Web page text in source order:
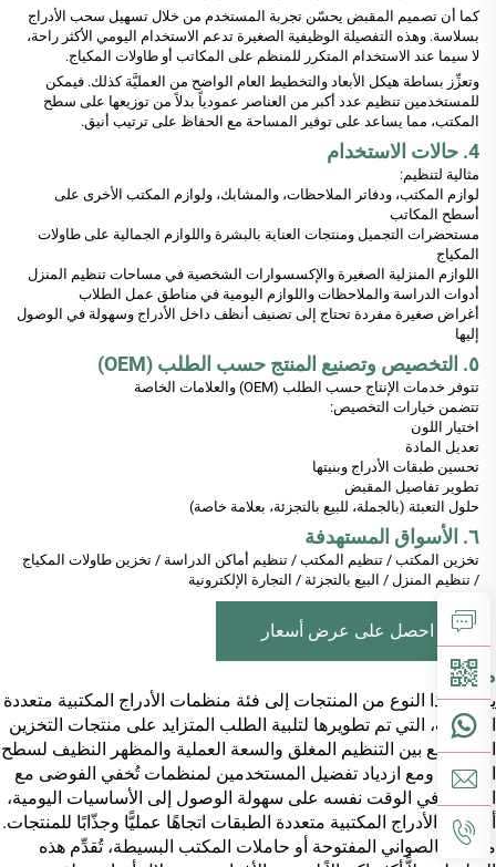
كما أن تصميم المقبض يحسّن تجربة المستخدم من خلال تسهيل سحب الأدراج
بسلاسة. وهذه التفصيلة الوظيفية الصغيرة تدعم الاستخدام اليومي الأكثر راحة،
لا سيما عند الاستخدام المتكرر للمنظم على المكاتب أو طاولات المكياج.
وتعزِّز بساطة هيكل الأبعاد والتخطيط العام الواضح من العمليَّة كذلك. فيمكن
للمستخدمين تنظيم عدد أكبر من العناصر عمودياً بدلاً من توزيعها على سطح
المكتب، مما يساعد على توفير المساحة مع الحفاظ على ترتيب أنيق.
4. حالات الاستخدام
مثالية لتنظيم:
لوازم المكتب، ودفاتر الملاحظات، والمشابك، ولوازم المكتب الأخرى على
أسطح المكاتب
مستحضرات التجميل ومنتجات العناية بالبشرة واللوازم الجمالية على طاولات
المكياج
اللوازم المنزلية الصغيرة والإكسسوارات الشخصية في مساحات تنظيم المنزل
أدوات الدراسة والملاحظات واللوازم اليومية في مناطق عمل الطلاب
أغراض صغيرة مفردة تحتاج إلى تصنيف أنظف داخل الأدراج وسهولة في الوصول
إليها
٥. التخصيص وتصنيع المنتج حسب الطلب (OEM)
تتوفر خدمات الإنتاج حسب الطلب (OEM) والعلامات الخاصة
تتضمن خيارات التخصيص:
اختيار اللون
تعديل المادة
تحسين طبقات الأدراج وبنيتها
تطوير تفاصيل المقبض
حلول التعبئة (بالجملة، للبيع بالتجزئة، بعلامة خاصة)
٦. الأسواق المستهدفة
تخزين المكتب / تنظيم المكتب / تنظيم أماكن الدراسة / تخزين طاولات المكياج
/ تنظيم المنزل / البيع بالتجزئة / التجارة الإلكترونية
احصل على عرض أسعار
مقدمة
ينتمي هذا النوع من المنتجات إلى فئة منظمات الأدراج المكتبية متعددة
الطبقات، التي تم تطويرها لتلبية الطلب المتزايد على منتجات التخزين
التي تجمع بين التنظيم المغلق والسعة العملية والمظهر النظيف لسطح
المكتب. ومع ازدياد تفضيل المستخدمين لمنظمات تُخفي الفوضى مع
الحفاظ في الوقت نفسه على سهولة الوصول إلى الأساسيات اليومية،
أصبحت الأدراج المكتبية متعددة الطبقات اتجاهًا عمليًّا وجذّابًا للمنتجات.
مقارنةً بالصواني المفتوحة أو حاملات المكتب البسيطة، تُقدِّم هذه